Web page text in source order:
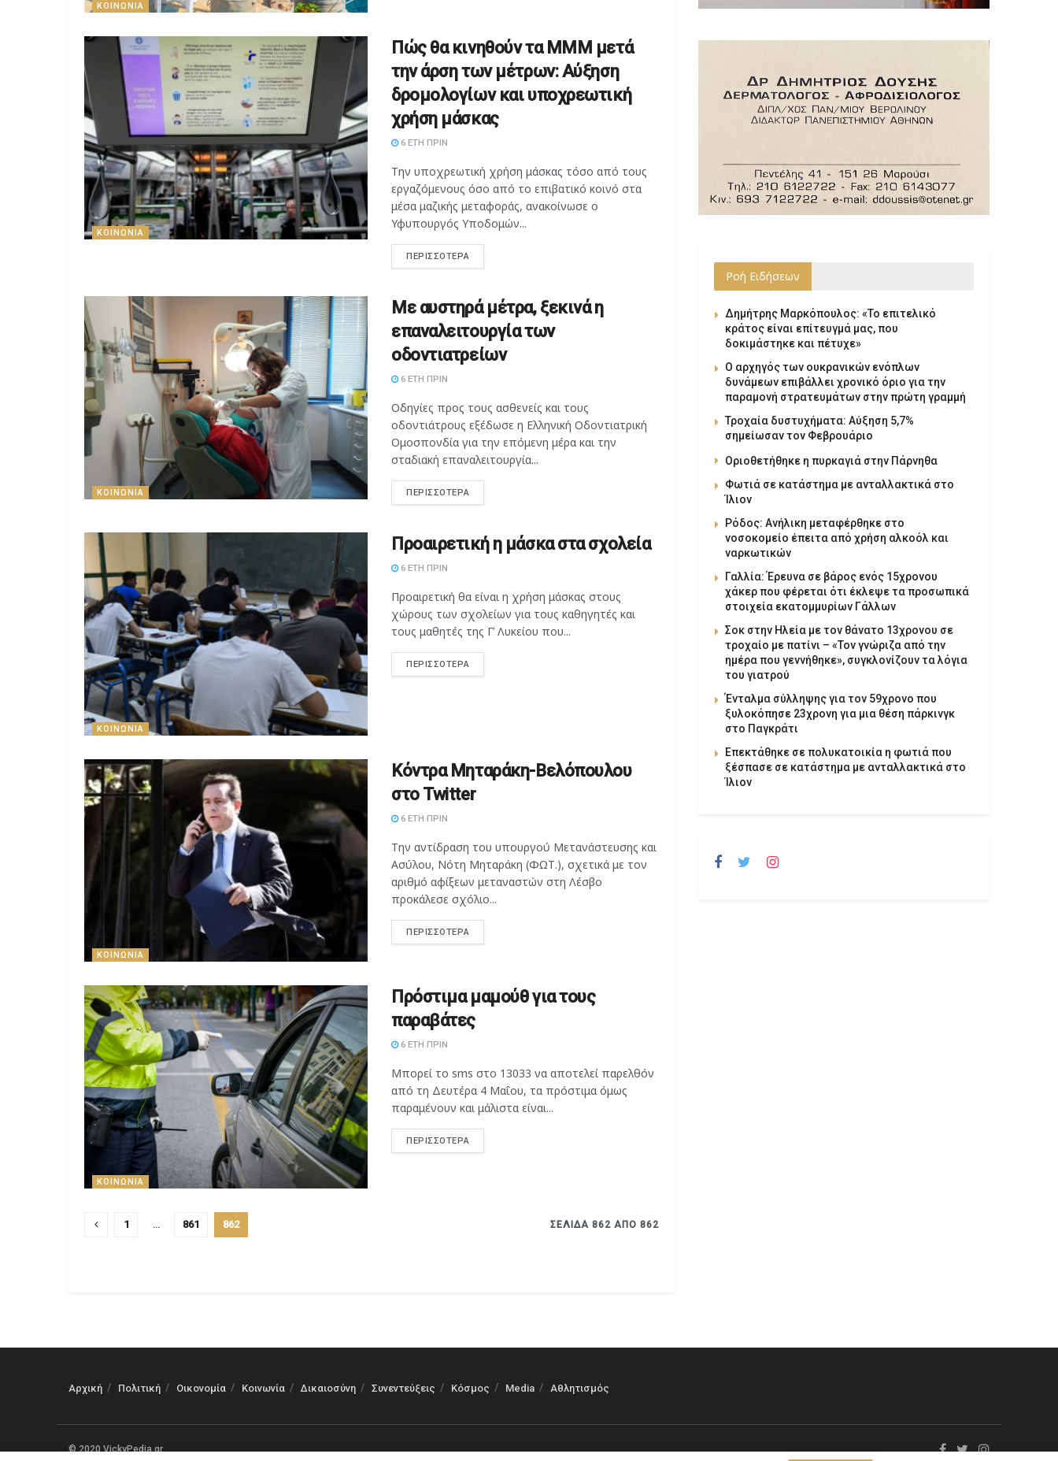
ΚΟΙΝΩΝΊΑ
ΚΟΙΝΩΝΊΑ
Πώς θα κινηθούν τα ΜΜΜ μετά
την άρση των μέτρων: Αύξηση
δρομολογίων και υποχρεωτική
χρήση μάσκας
6 ΈΤΗ ΠΡΙΝ
Την υποχρεωτική χρήση μάσκας τόσο από τους
εργαζόμενους όσο από το επιβατικό κοινό στα
μέσα μαζικής μεταφοράς, ανακοίνωσε ο
Υφυπουργός Υποδομών...
ΠΕΡΙΣΣΌΤΕΡΑ
ΚΟΙΝΩΝΊΑ
Με αυστηρά μέτρα, ξεκινά η
επαναλειτουργία των
οδοντιατρείων
6 ΈΤΗ ΠΡΙΝ
Οδηγίες προς τους ασθενείς και τους
οδοντιάτρους εξέδωσε η Ελληνική Οδοντιατρική
Ομοσπονδία για την επόμενη μέρα και την
σταδιακή επαναλειτουργία...
ΠΕΡΙΣΣΌΤΕΡΑ
ΚΟΙΝΩΝΊΑ
Προαιρετική η μάσκα στα σχολεία
6 ΈΤΗ ΠΡΙΝ
Προαιρετική θα είναι η χρήση μάσκας στους
χώρους των σχολείων για τους καθηγητές και
τους μαθητές της Γ’ Λυκείου που...
ΠΕΡΙΣΣΌΤΕΡΑ
ΚΟΙΝΩΝΊΑ
Κόντρα Μηταράκη-Βελόπουλου
στο Twitter
6 ΈΤΗ ΠΡΙΝ
Την αντίδραση του υπουργού Μετανάστευσης και
Ασύλου, Νότη Μηταράκη (ΦΩΤ.), σχετικά με τον
αριθμό αφίξεων μεταναστών στη Λέσβο
προκάλεσε σχόλιο...
ΠΕΡΙΣΣΌΤΕΡΑ
ΚΟΙΝΩΝΊΑ
Πρόστιμα μαμούθ για τους
παραβάτες
6 ΈΤΗ ΠΡΙΝ
Μπορεί το sms στο 13033 να αποτελεί παρελθόν
από τη Δευτέρα 4 Μαΐου, τα πρόστιμα όμως
παραμένουν και μάλιστα είναι...
ΠΕΡΙΣΣΌΤΕΡΑ
ΣΕΛΊΔΑ 862 ΑΠΌ 862
1 … 861 862
Ροή Ειδήσεων
Δημήτρης Μαρκόπουλος: «Το επιτελικό
κράτος είναι επίτευγμά μας, που
δοκιμάστηκε και πέτυχε»
Ο αρχηγός των ουκρανικών ενόπλων
δυνάμεων επιβάλλει χρονικό όριο για την
παραμονή στρατευμάτων στην πρώτη γραμμή
Τροχαία δυστυχήματα: Αύξηση 5,7%
σημείωσαν τον Φεβρουάριο
Οριοθετήθηκε η πυρκαγιά στην Πάρνηθα
Φωτιά σε κατάστημα με ανταλλακτικά στο
Ίλιον
Ρόδος: Ανήλικη μεταφέρθηκε στο
νοσοκομείο έπειτα από χρήση αλκοόλ και
ναρκωτικών
Γαλλία: Έρευνα σε βάρος ενός 15χρονου
χάκερ που φέρεται ότι έκλεψε τα προσωπικά
στοιχεία εκατομμυρίων Γάλλων
Σοκ στην Ηλεία με τον θάνατο 13χρονου σε
τροχαίο με πατίνι – «Τον γνώριζα από την
ημέρα που γεννήθηκε», συγκλονίζουν τα λόγια
του γιατρού
Ένταλμα σύλληψης για τον 59χρονο που
ξυλοκόπησε 23χρονη για μια θέση πάρκινγκ
στο Παγκράτι
Επεκτάθηκε σε πολυκατοικία η φωτιά που
ξέσπασε σε κατάστημα με ανταλλακτικά στο
Ίλιον
Αρχική Πολιτική Οικονομία Κοινωνία Δικαιοσύνη Συνεντεύξεις Κόσμος Media Αθλητισμός
© 2020 VickyPedia.gr